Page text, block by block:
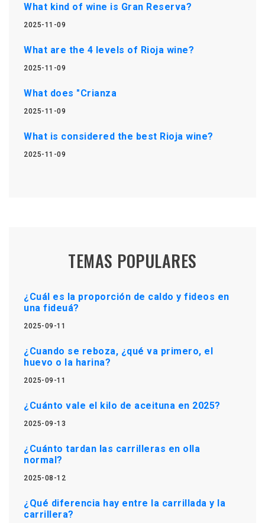
What kind of wine is Gran Reserva?
2025-11-09
What are the 4 levels of Rioja wine?
2025-11-09
What does "Crianza
2025-11-09
What is considered the best Rioja wine?
2025-11-09
TEMAS POPULARES
¿Cuál es la proporción de caldo y fideos en
una fideuá?
2025-09-11
¿Cuando se reboza, ¿qué va primero, el
huevo o la harina?
2025-09-11
¿Cuánto vale el kilo de aceituna en 2025?
2025-09-13
¿Cuánto tardan las carrilleras en olla
normal?
2025-08-12
¿Qué diferencia hay entre la carrillada y la
carrillera?